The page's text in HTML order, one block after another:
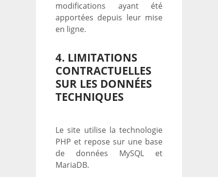
modifications ayant été
apportées depuis leur mise
en ligne.
4. LIMITATIONS
CONTRACTUELLES
SUR LES DONNÉES
TECHNIQUES
Le site utilise la technologie
PHP et repose sur une base
de données MySQL et
MariaDB.